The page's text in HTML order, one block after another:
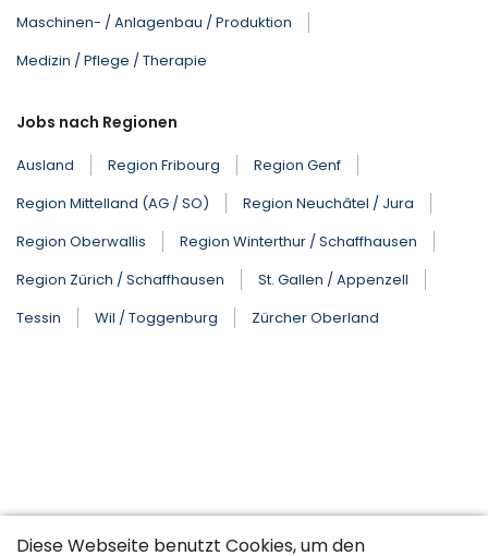
Maschinen- / Anlagenbau / Produktion
Medizin / Pflege / Therapie
Jobs nach Regionen
Ausland Region Fribourg
Region Genf
Region Mittelland (AG / SO)
Region Neuchâtel / Jura
Region Oberwallis
Region Winterthur / Schaffhausen
Region Zürich / Schaffhausen
St. Gallen / Appenzell
Tessin
Wil / Toggenburg Zürcher Oberland
Diese Webseite benutzt Cookies, um den